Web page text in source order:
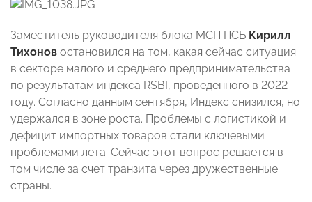
Заместитель руководителя блока МСП ПСБ Кирилл
Тихонов остановился на том, какая сейчас ситуация
в секторе малого и среднего предпринимательства
по результатам индекса RSBI, проведенного в 2022
году. Согласно данным сентября, Индекс снизился, но
удержался в зоне роста. Проблемы с логистикой и
дефицит импортных товаров стали ключевыми
проблемами лета. Сейчас этот вопрос решается в
том числе за счет транзита через дружественные
страны.